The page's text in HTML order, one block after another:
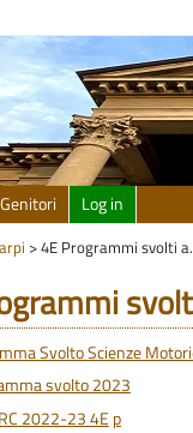
Genitori Log in
>4E Programmi svolti
Svolto Scienze
svolto 2023
2022-23 4E p